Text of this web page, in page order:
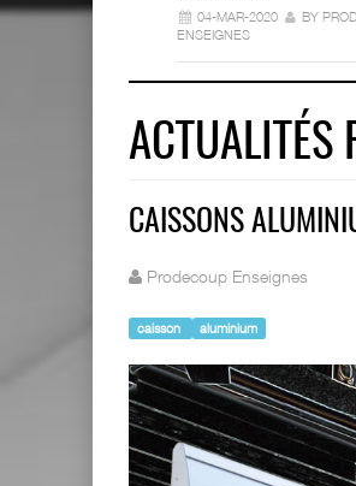
04-MAR-2020
BY
ENSEIGNES
ACTUALITÉS
CAISSONS
Prodecoup Enseignes
caisson aluminium